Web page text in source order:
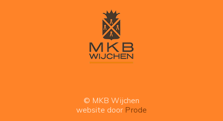
© MKB Wijchen
website door Prode